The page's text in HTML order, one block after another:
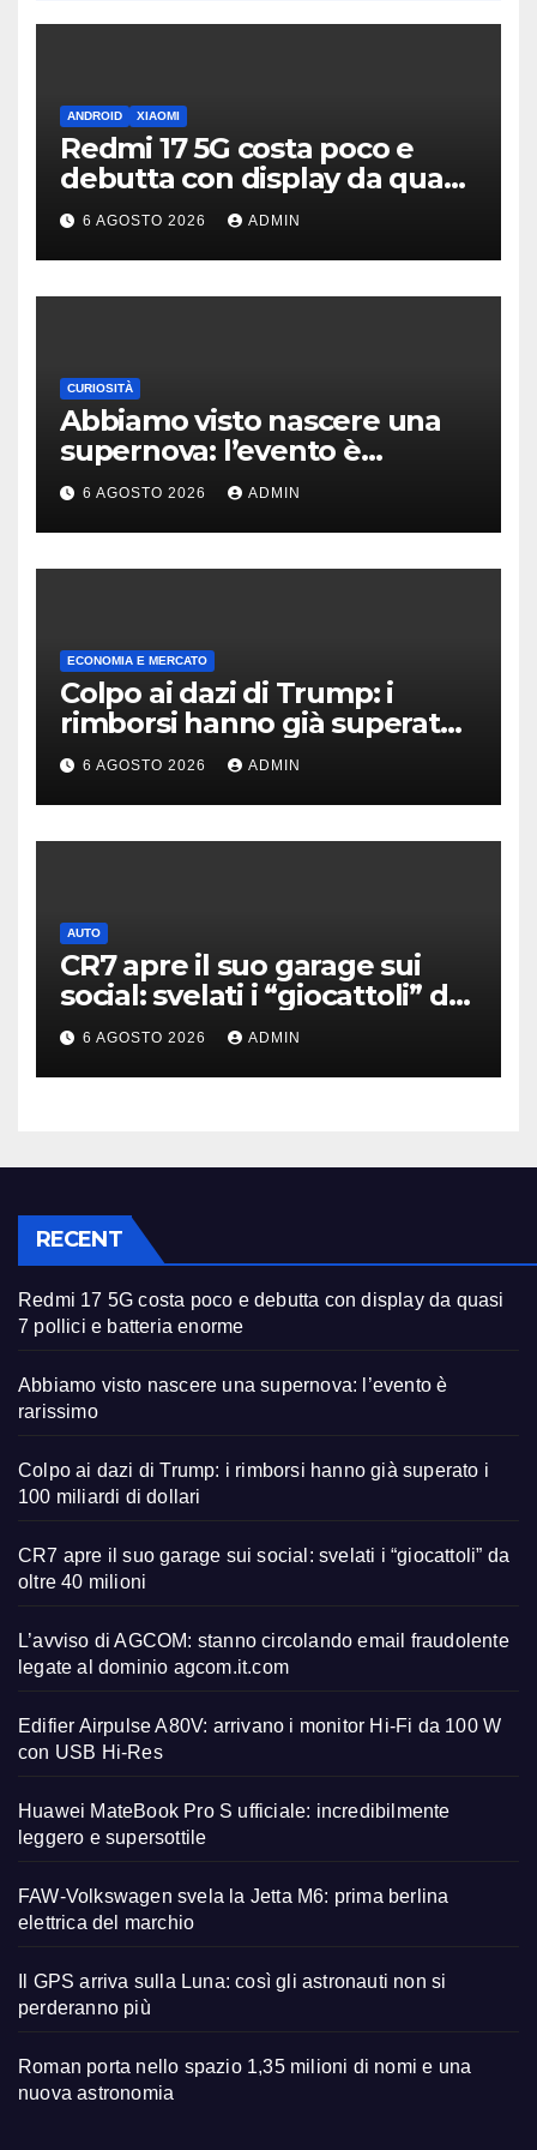
ANDROID XIAOMI
Redmi 17 5G costa poco e
debutta con display da quasi
7 pollici e batteria enorme
6 AGOSTO 2026 ADMIN
CURIOSITÀ
Abbiamo visto nascere una
supernova: l’evento è
rarissimo
6 AGOSTO 2026 ADMIN
ECONOMIA E MERCATO
Colpo ai dazi di Trump: i
rimborsi hanno già superato i
100 miliardi di dollari
6 AGOSTO 2026 ADMIN
AUTO
CR7 apre il suo garage sui
social: svelati i “giocattoli” da
oltre 40 milioni
6 AGOSTO 2026 ADMIN
RECENT
Redmi 17 5G costa poco e debutta con display da quasi
7 pollici e batteria enorme
Abbiamo visto nascere una supernova: l’evento è
rarissimo
Colpo ai dazi di Trump: i rimborsi hanno già superato i
100 miliardi di dollari
CR7 apre il suo garage sui social: svelati i “giocattoli” da
oltre 40 milioni
L’avviso di AGCOM: stanno circolando email fraudolente
legate al dominio agcom.it.com
Edifier Airpulse A80V: arrivano i monitor Hi-Fi da 100 W
con USB Hi-Res
Huawei MateBook Pro S ufficiale: incredibilmente
leggero e supersottile
FAW-Volkswagen svela la Jetta M6: prima berlina
elettrica del marchio
Il GPS arriva sulla Luna: così gli astronauti non si
perderanno più
Roman porta nello spazio 1,35 milioni di nomi e una
nuova astronomia